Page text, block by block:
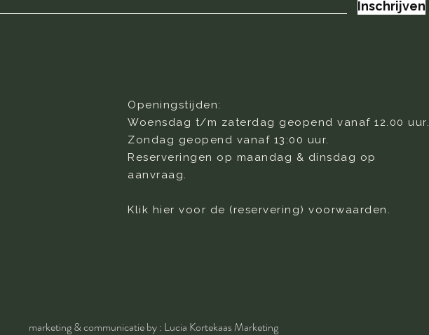
Inschrijven
Openingstijden:
Woensdag t/m zaterdag geopend vanaf 12.00 uur.
Zondag geopend vanaf 13:00 uur.
Reserveringen op maandag & dinsdag op
aanvraag.
Klik hier voor de (reservering) voorwaarden.
marketing & communicatie by : Lucia Kortekaas Marketing